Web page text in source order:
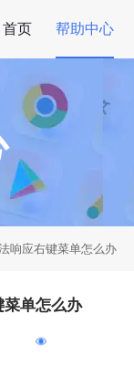
首页 帮助中心
响应右键菜单怎么办
单怎么办